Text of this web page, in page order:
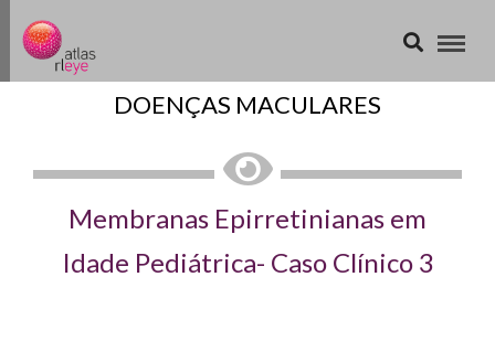
DOENÇAS MACULARES
Membranas Epirretinianas em
Idade Pediátrica- Caso Clínico 3